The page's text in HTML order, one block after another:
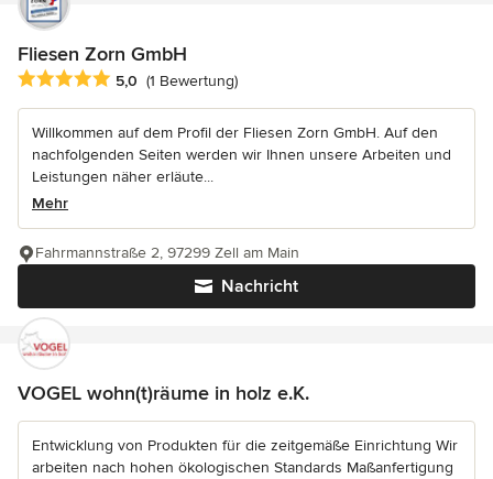
Fliesen Zorn GmbH
Durchschnittliche Bewertung: 5 von 5 Sternen
5,0 (1 Bewertung)
Willkommen auf dem Profil der Fliesen Zorn GmbH. Auf den
nachfolgenden Seiten werden wir Ihnen unsere Arbeiten und
Leistungen näher erläute...
Mehr
Nachricht
Fahrmannstraße 2, 97299 Zell am Main
VOGEL wohn(t)räume in holz e.K.
Entwicklung von Produkten für die zeitgemäße Einrichtung Wir
arbeiten nach hohen ökologischen Standards Maßanfertigung